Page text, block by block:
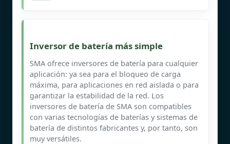
Inversor de batería más simple
SMA ofrece inversores de batería para cualquier
aplicación: ya sea para el bloqueo de carga
máxima, para aplicaciones en red aislada o para
garantizar la estabilidad de la red. Los
inversores de batería de SMA son compatibles
con varias tecnologías de baterías y sistemas de
batería de distintos fabricantes y, por tanto, son
muy versátiles.